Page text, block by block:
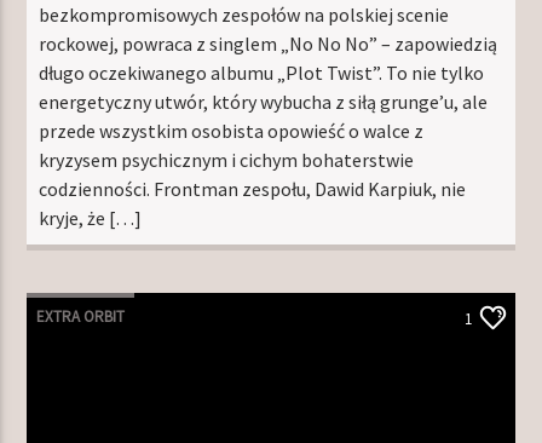
bezkompromisowych zespołów na polskiej scenie
rockowej, powraca z singlem „No No No” – zapowiedzią
długo oczekiwanego albumu „Plot Twist”. To nie tylko
energetyczny utwór, który wybucha z siłą grunge’u, ale
przede wszystkim osobista opowieść o walce z
kryzysem psychicznym i cichym bohaterstwie
codzienności. Frontman zespołu, Dawid Karpiuk, nie
kryje, że […]
EXTRA ORBIT 1